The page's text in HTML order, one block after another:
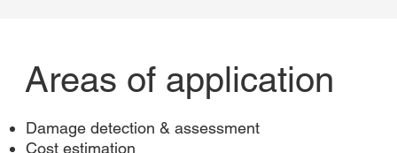
Areas of application
Damage detection & assessment
Cost estimation